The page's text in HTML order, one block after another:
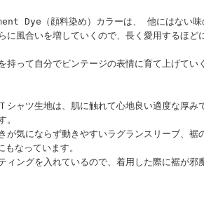
Dye（顔料染め）カラーは、 他にはない味
に風合いを増していくので、長く愛用するほど
持って自分でビンテージの表情に育て上げてい
シャツ生地は、肌に触れて心地良い適度な厚み
。
が気にならず動きやすいラグランスリーブ、裾
なっています。
ングを入れているので、着用した際に裾が邪